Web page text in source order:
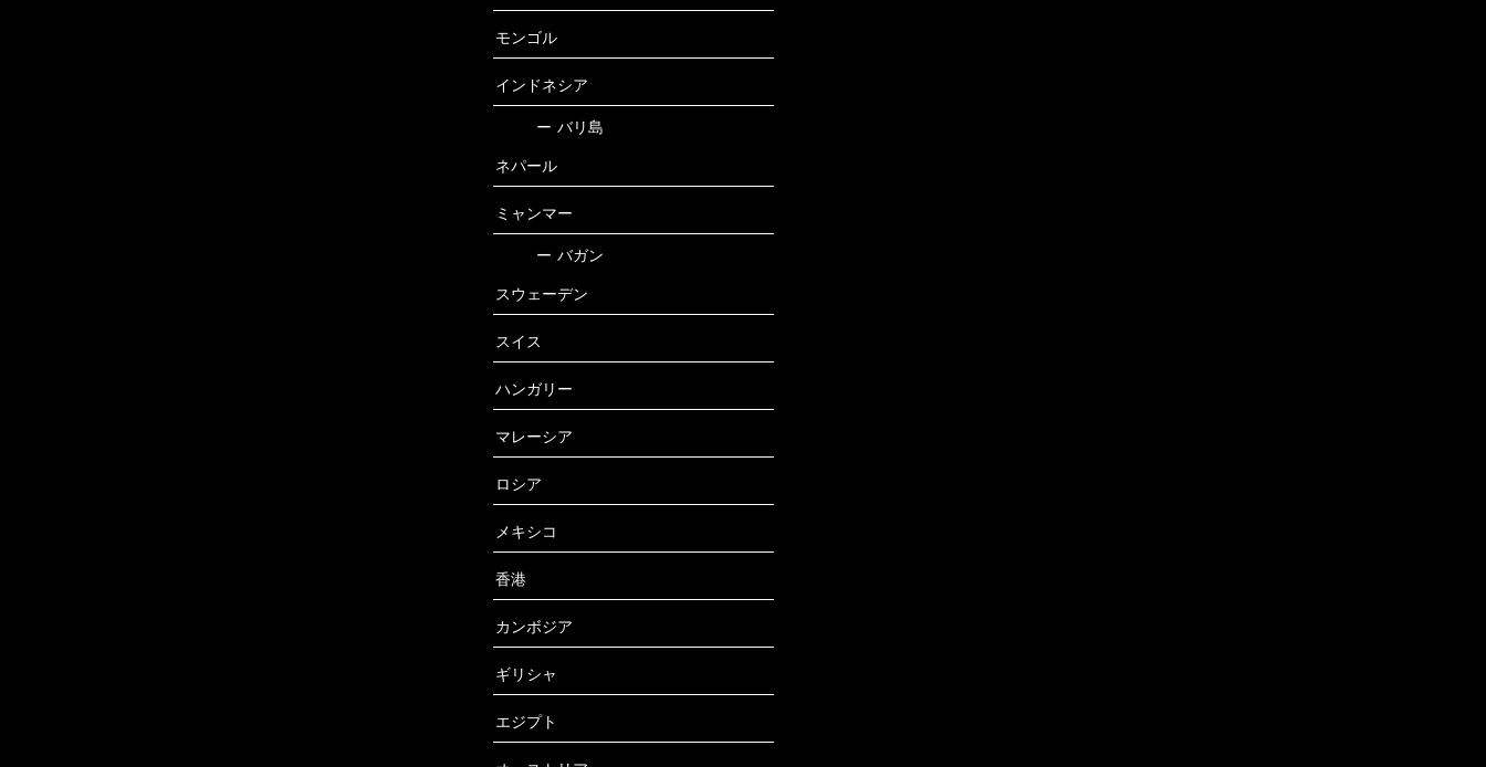
モンゴル
インドネシア
ー バリ島
ネパール
ミャンマー
ー バガン
スウェーデン
スイス
ハンガリー
マレーシア
ロシア
メキシコ
香港
カンボジア
ギリシャ
エジプト